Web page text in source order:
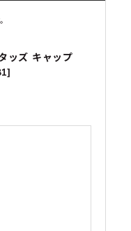
ッズ キャップ